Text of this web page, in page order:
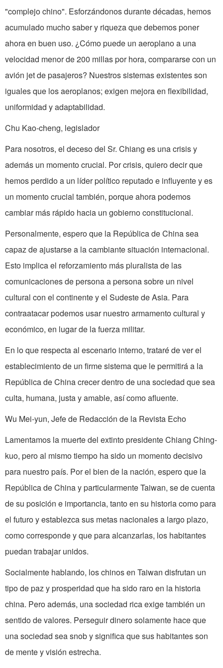
"complejo chino". Esforzándonos durante décadas, hemos
acumulado mucho saber y riqueza que debemos poner
ahora en buen uso. ¿Cómo puede un aeroplano a una
velocidad menor de 200 millas por hora, compararse con un
avión jet de pasajeros? Nuestros sistemas existentes son
iguales que los aeroplanos; exigen mejora en flexibilidad,
uniformidad y adaptabilidad.
Chu Kao-cheng, legislador
Para nosotros, el deceso del Sr. Chiang es una crisis y
además un momento crucial. Por crisis, quiero decir que
hemos perdido a un líder político reputado e influyente y es
un momento crucial también, porque ahora podemos
cambiar más rápido hacia un gobierno constitucional.
Personalmente, espero que la República de China sea
capaz de ajustarse a la cambiante situación internacional.
Esto implica el reforzamiento más pluralista de las
comunicaciones de persona a persona sobre un nivel
cultural con el continente y el Sudeste de Asia. Para
contraatacar podemos usar nuestro armamento cultural y
económico, en lugar de la fuerza militar.
En lo que respecta al escenario interno, trataré de ver el
establecimiento de un firme sistema que le permitirá a la
República de China crecer dentro de una sociedad que sea
culta, humana, justa y amable, así como afluente.
Wu Mei-yun, Jefe de Redacción de la Revista Echo
Lamentamos la muerte del extinto presidente Chiang Ching-
kuo, pero al mismo tiempo ha sido un momento decisivo
para nuestro país. Por el bien de la nación, espero que la
República de China y particularmente Taiwan, se de cuenta
de su posición e importancia, tanto en su historia como para
el futuro y establezca sus metas nacionales a largo plazo,
como corresponde y que para alcanzarlas, los habitantes
puedan trabajar unidos.
Socialmente hablando, los chinos en Taiwan disfrutan un
tipo de paz y prosperidad que ha sido raro en la historia
china. Pero además, una sociedad rica exige también un
sentido de valores. Perseguir dinero solamente hace que
una sociedad sea snob y significa que sus habitantes son
de mente y visión estrecha.